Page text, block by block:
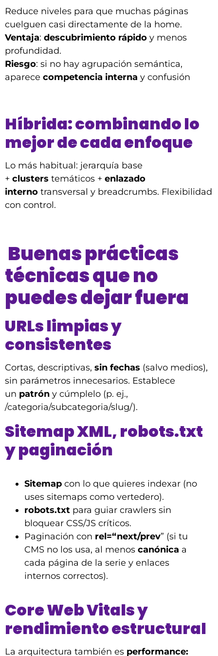
Reduce niveles para que muchas páginas
cuelguen casi directamente de la home.
Ventaja: descubrimiento rápido y menos
profundidad.
Riesgo: si no hay agrupación semántica,
aparece competencia interna y confusión
Híbrida: combinando lo
mejor de cada enfoque
Lo más habitual: jerarquía base
+ clusters temáticos + enlazado
interno transversal y breadcrumbs. Flexibilidad
con control.
Buenas prácticas
técnicas que no
puedes dejar fuera
URLs limpias y
consistentes
Cortas, descriptivas, sin fechas (salvo medios),
sin parámetros innecesarios. Establece
un patrón y cúmplelo (p. ej.,
/categoria/subcategoria/slug/).
Sitemap XML, robots.txt
y paginación
Sitemap con lo que quieres indexar (no
uses sitemaps como vertedero).
robots.txt para guiar crawlers sin
bloquear CSS/JS críticos.
Paginación con rel=“next/prev” (si tu
CMS no los usa, al menos canónica a
cada página de la serie y enlaces
internos correctos).
Core Web Vitals y
rendimiento estructural
La arquitectura también es performance: